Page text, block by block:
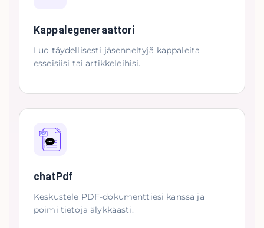
Kappalegeneraattori
Luo täydellisesti jäsenneltyjä kappaleita
esseisiisi tai artikkeleihisi.
chatPdf
Keskustele PDF-dokumenttiesi kanssa ja
poimi tietoja älykkäästi.